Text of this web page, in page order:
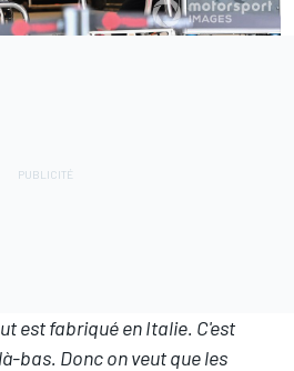
est fabriqué en Italie. C'est
bas. Donc on veut que les